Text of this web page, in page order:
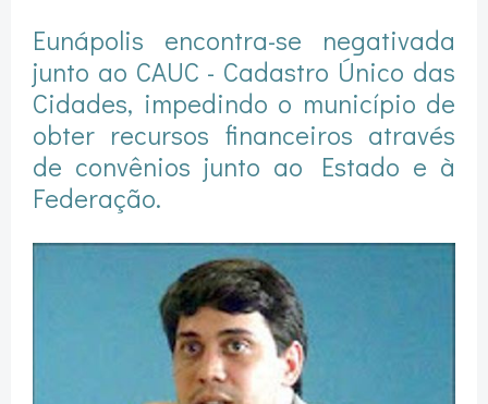
Eunápolis encontra-se negativada
junto ao CAUC - Cadastro Único das
Cidades, impedindo o município de
obter recursos financeiros através
de convênios junto ao Estado e à
Federação.